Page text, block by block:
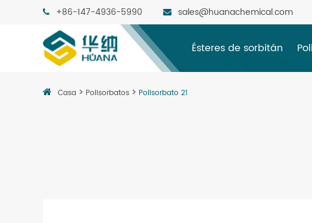
+86-147-4936-5990 sales@huanachemical.com
Ésteres de sorbitán
Casa Polisorbatos Polisorbato 21